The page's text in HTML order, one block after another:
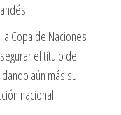
Copa de Naciones
el título de
aún más su
nacional.